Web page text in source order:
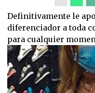
Definitivamente le
diferenciador a toda
para cualquier